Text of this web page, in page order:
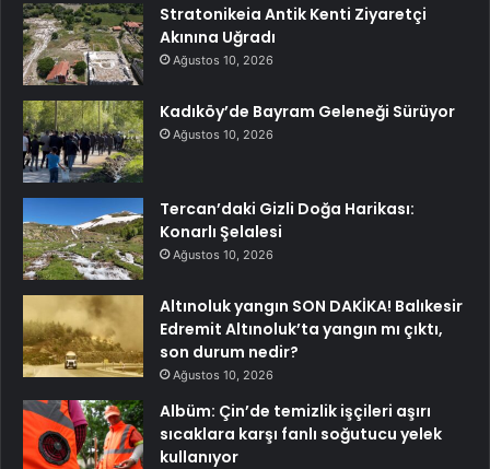
Stratonikeia Antik Kenti Ziyaretçi
Akınına Uğradı
Ağustos 10, 2026
Kadıköy’de Bayram Geleneği Sürüyor
Ağustos 10, 2026
Tercan’daki Gizli Doğa Harikası:
Konarlı Şelalesi
Ağustos 10, 2026
Altınoluk yangın SON DAKİKA! Balıkesir
Edremit Altınoluk’ta yangın mı çıktı,
son durum nedir?
Ağustos 10, 2026
Albüm: Çin’de temizlik işçileri aşırı
sıcaklara karşı fanlı soğutucu yelek
kullanıyor